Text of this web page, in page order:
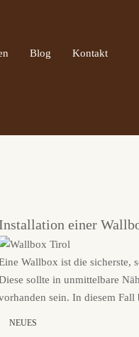
Blog Kontakt
Installation einer
Wallbox ist die sicherste,
sollte in unmittelbare
sein. In diesem Fall
NEUES